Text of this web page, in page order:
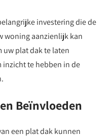
investering die de
woning aanzienlijk kan
uw plat dak te laten
inzicht te hebben in de
Beïnvloeden
een plat dak kunnen